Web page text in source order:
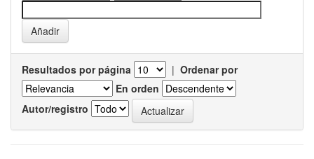
Resultados por página | Ordenar por
En orden
Autor/registro